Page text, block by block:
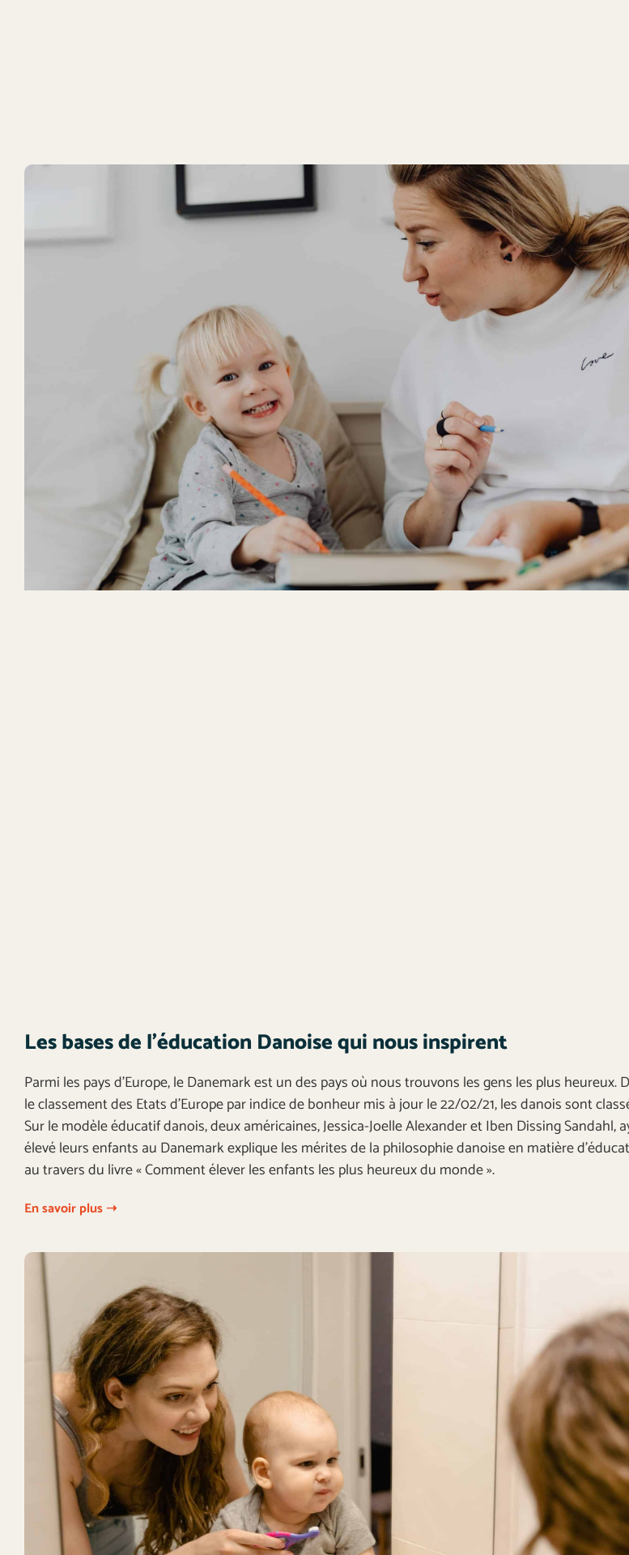
Les bases de l’éducation Danoise qui nous inspirent
Parmi les pays d’Europe, le Danemark est un des pays où nous trouvons les gens les plus heureux.
le classement des Etats d’Europe par indice de bonheur mis à jour le 22/02/21, les danois sont
Sur le modèle éducatif danois, deux américaines, Jessica-Joelle Alexander et Iben Dissing Sandahl,
élevé leurs enfants au Danemark explique les mérites de la philosophie danoise en matière
au travers du livre « Comment élever les enfants les plus heureux du monde ».
En savoir plus ➝